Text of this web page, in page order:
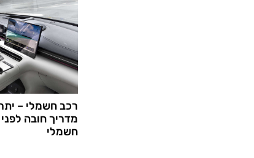
רכב חשמלי –
מדריך חובה
חשמלי